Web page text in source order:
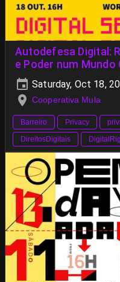
Autodefesa Digital:
e Poder num Mundo
Saturday, Oct 18,
Cooperativa Mula
Barreiro Privacy
DireitosDigitais